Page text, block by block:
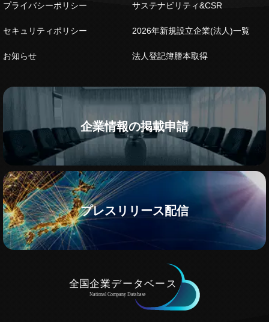
プライバシーポリシー
セキュリティポリシー
お知らせ
サステナビリティ&CSR
2026年新規設立企業(法人)一覧
法人登記簿謄本取得
企業情報の掲載申請
プレスリリース配信